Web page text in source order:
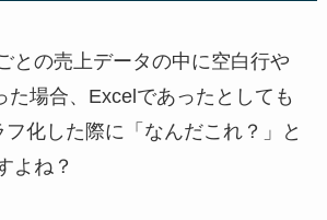
との売上データの中に空白行や
た場合、Excelであったとしても
フ化した際に「なんだこれ？」と
よね？